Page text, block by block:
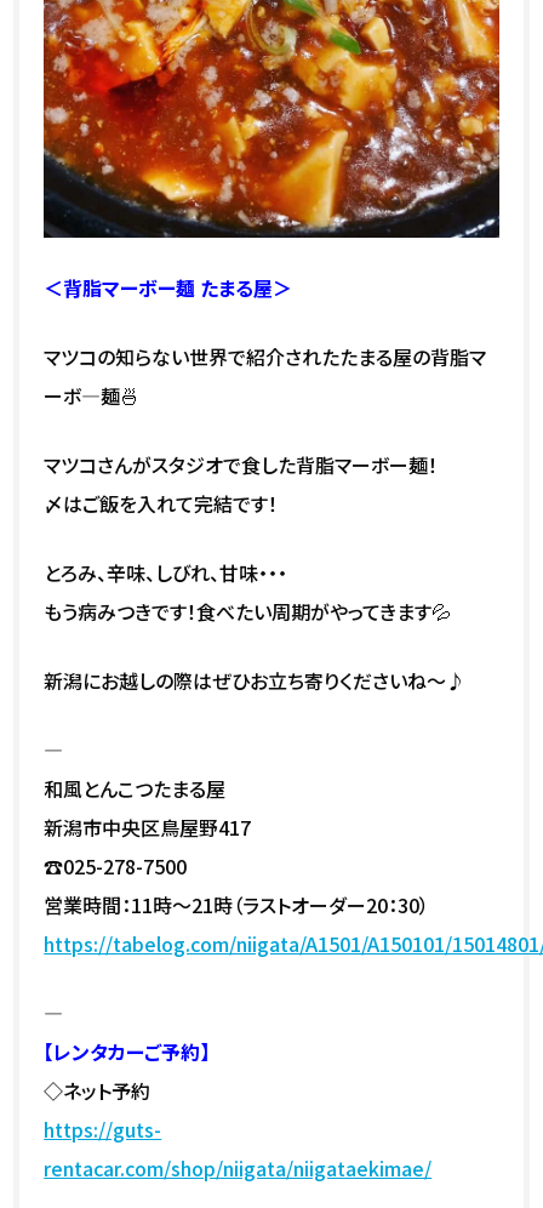
＜背脂マーボー麺 たまる屋＞
マツコの知らない世界で紹介されたたまる屋の背脂マ
ーボ―麺🍜
マツコさんがスタジオで食した背脂マーボー麺！
〆はご飯を入れて完結です！
とろみ、辛味、しびれ、甘味・・・
もう病みつきです！食べたい周期がやってきます💦
新潟にお越しの際はぜひお立ち寄りくださいね～♪
—
和風とんこつたまる屋
新潟市中央区鳥屋野417
☎025-278-7500
営業時間：11時～21時（ラストオーダー20：30）
https://tabelog.com/niigata/A1501/A150101/
—
【レンタカーご予約】
◇ネット予約
https://guts-
rentacar.com/shop/niigata/niigataekimae/